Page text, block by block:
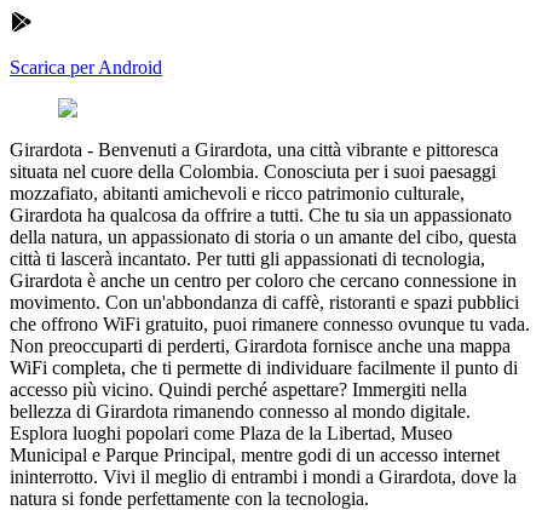
Scarica per Android
Girardota - Benvenuti a Girardota, una città vibrante e pittoresca
situata nel cuore della Colombia. Conosciuta per i suoi paesaggi
mozzafiato, abitanti amichevoli e ricco patrimonio culturale,
Girardota ha qualcosa da offrire a tutti. Che tu sia un appassionato
della natura, un appassionato di storia o un amante del cibo, questa
città ti lascerà incantato. Per tutti gli appassionati di tecnologia,
Girardota è anche un centro per coloro che cercano connessione in
movimento. Con un'abbondanza di caffè, ristoranti e spazi pubblici
che offrono WiFi gratuito, puoi rimanere connesso ovunque tu vada.
Non preoccuparti di perderti, Girardota fornisce anche una mappa
WiFi completa, che ti permette di individuare facilmente il punto di
accesso più vicino. Quindi perché aspettare? Immergiti nella
bellezza di Girardota rimanendo connesso al mondo digitale.
Esplora luoghi popolari come Plaza de la Libertad, Museo
Municipal e Parque Principal, mentre godi di un accesso internet
ininterrotto. Vivi il meglio di entrambi i mondi a Girardota, dove la
natura si fonde perfettamente con la tecnologia.